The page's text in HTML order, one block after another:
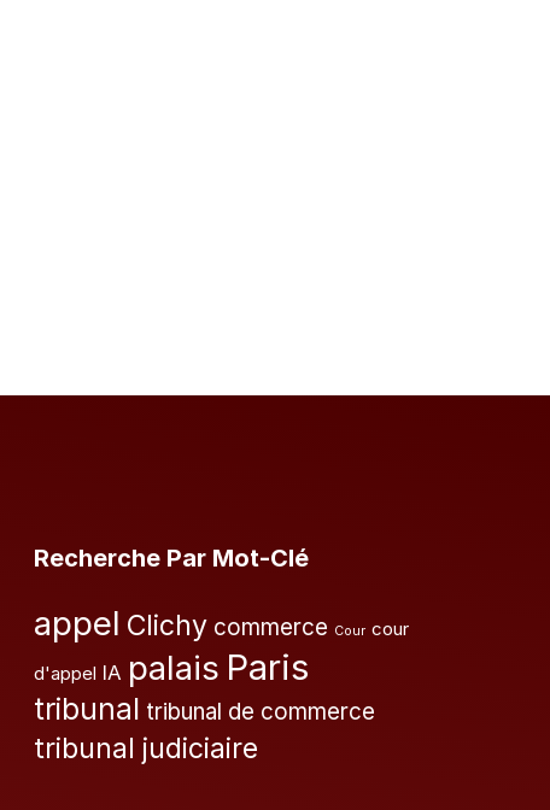
Recherche Par Mot-Clé
appel Clichy commerce Cour cour
d'appel IA palais Paris
tribunal tribunal de commerce
tribunal judiciaire